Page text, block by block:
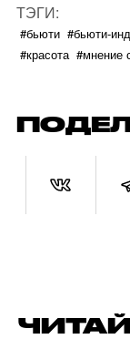
ТЭГИ:
#бьюти #бьюти-
#красота #мнение